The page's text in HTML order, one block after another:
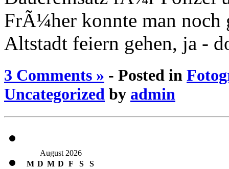
FrÃ¼her konnte man
Altstadt feiern gehen, ja -
3 Comments » - Posted in
Uncategorized by admin
August 2026
M D M D F S S